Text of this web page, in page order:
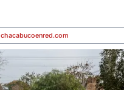
chacabucoenred.com